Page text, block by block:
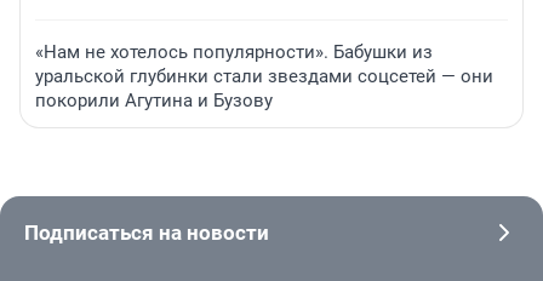
«Нам не хотелось популярности». Бабушки из
уральской глубинки стали звездами соцсетей — они
покорили Агутина и Бузову
Подписаться на новости